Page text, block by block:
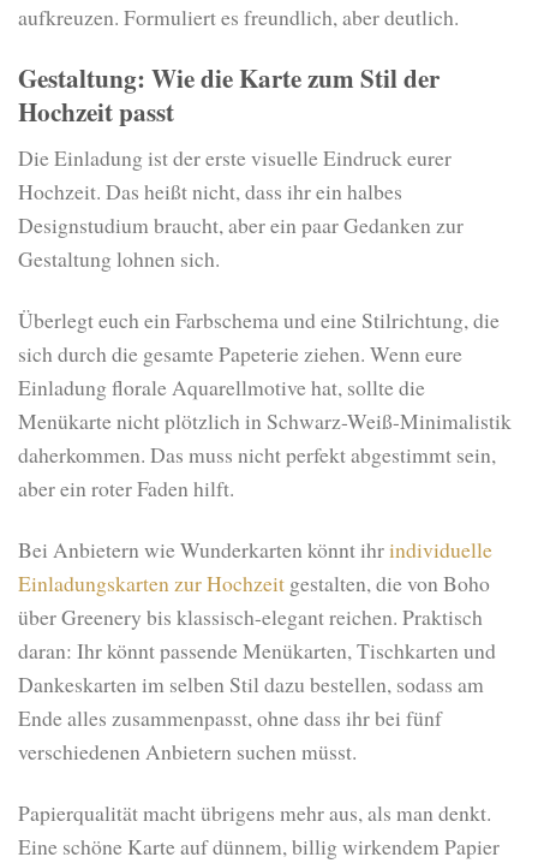
aufkreuzen. Formuliert es freundlich, aber deutlich.
Gestaltung: Wie die Karte zum Stil der
Hochzeit passt
Die Einladung ist der erste visuelle Eindruck eurer
Hochzeit. Das heißt nicht, dass ihr ein halbes
Designstudium braucht, aber ein paar Gedanken zur
Gestaltung lohnen sich.
Überlegt euch ein Farbschema und eine Stilrichtung, die
sich durch die gesamte Papeterie ziehen. Wenn eure
Einladung florale Aquarellmotive hat, sollte die
Menükarte nicht plötzlich in Schwarz-Weiß-Minimalistik
daherkommen. Das muss nicht perfekt abgestimmt sein,
aber ein roter Faden hilft.
Bei Anbietern wie Wunderkarten könnt ihrindividuelle
Einladungskarten zur Hochzeit gestalten, die von Boho
über Greenery bis klassisch-elegant reichen. Praktisch
daran: Ihr könnt passende Menükarten, Tischkarten und
Dankeskarten im selben Stil dazu bestellen, sodass am
Ende alles zusammenpasst, ohne dass ihr bei fünf
verschiedenen Anbietern suchen müsst.
Papierqualität macht übrigens mehr aus, als man denkt.
Eine schöne Karte auf dünnem, billig wirkendem Papier